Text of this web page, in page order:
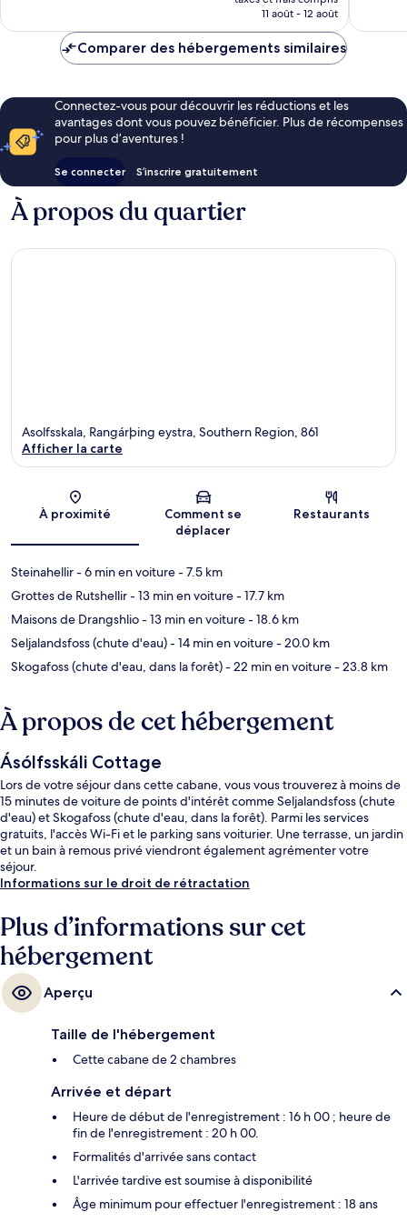
prix
de
11 août - 12 août
Comparer des hébergements similaires
Connectez-vous pour découvrir les réductions et les
avantages dont vous pouvez bénéficier. Plus de récompenses
pour plus d’aventures !
Se connecter S’inscrire gratuitement
À propos du quartier
Carte
Asolfsskala, Rangárþing eystra, Southern Region, 861
Afficher la carte
À proximité
Comment se
déplacer
Restaurants
Steinahellir- 6 min en voiture- 7.5 km
Grottes de Rutshellir- 13 min en voiture- 17.7 km
Maisons de Drangshlio- 13 min en voiture- 18.6 km
Seljalandsfoss (chute d'eau)- 14 min en voiture- 20.0 km
Skogafoss (chute d'eau, dans la forêt)- 22 min en voiture- 23.8 km
À propos de cet hébergement
Ásólfsskáli Cottage
Lors de votre séjour dans cette cabane, vous vous trouverez à moins de
15 minutes de voiture de points d'intérêt comme Seljalandsfoss (chute
d'eau) et Skogafoss (chute d'eau, dans la forêt). Parmi les services
gratuits, l'accès Wi-Fi et le parking sans voiturier. Une terrasse, un jardin
et un bain à remous privé viendront également agrémenter votre
séjour.
Informations sur le droit de rétractation
Plus d’informations sur cet
hébergement
Aperçu
Taille de l'hébergement
Cette cabane de 2 chambres
Arrivée et départ
Heure de début de l'enregistrement : 16 h 00 ; heure de
fin de l'enregistrement : 20 h 00.
Formalités d'arrivée sans contact
L'arrivée tardive est soumise à disponibilité
Âge minimum pour effectuer l'enregistrement : 18 ans